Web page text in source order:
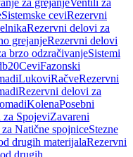
za grejanjeVentili za
Sistemske ceviRezervni
Rezervni delovi za
grejanjeRezervni delovi
brzo odzračivanjeSistemi
CeviFazonski
LukoviRačveRezervni
Rezervni delovi za
KolenaPosebni
SpojeviZavareni
Natične spojniceStezne
drugih materijalaRezervni
drugih